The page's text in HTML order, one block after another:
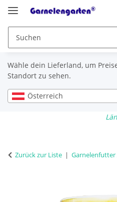
Wähle dein Lieferland, um
Standort zu sehen.
Österreich
Zurück zur Liste